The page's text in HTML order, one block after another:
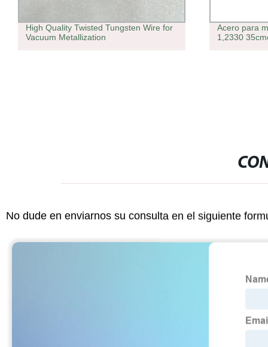
High Quality Twisted Tungsten Wire for
Vacuum Metallization
Acero para
1,2330
No dude en enviarnos su consulta en el siguiente